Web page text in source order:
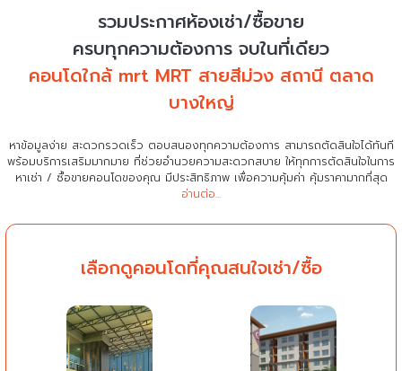
รวมประกาศห้องเช่า/ซื้อขาย
ครบทุกความต้องการ จบในที่เดียว
คอนโดใกล้ mrt MRT สายสีม่วง สถานี ตลาด
บางใหญ่
หาข้อมูลง่าย สะดวกรวดเร็ว ตอบสนองทุกความต้องการ สามารถตัดสินใจได้ทันที
พร้อมบริการเสริมมากมาย ที่ช่วยอำนวยความสะดวกสบาย ให้ทุกการตัดสินใจในการ
หาเช่า / ซื้อขายคอนโดของคุณ มีประสิทธิภาพ เพื่อความคุ้มค่า คุ้มราคามากที่สุด
อ่านต่อ...
เลือกดูคอนโดที่คุณสนใจเช่า/ซื้อ